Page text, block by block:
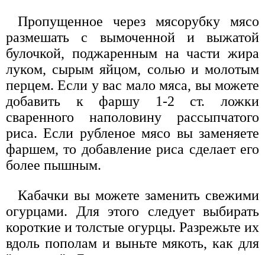
Пропущенное через мясорубку мясо
размешать с вымоченной и выжатой
булочкой, поджаренным на части жира
луком, сырым яйцом, солью и молотым
перцем. Если у вас мало мяса, вы можете
добавить к фаршу 1-2 ст. ложки
сваренного наполовину рассыпчатого
риса. Если рубленое мясо вы заменяете
фаршем, то добавление риса сделает его
более пышным.
Кабачки вы можете заменить свежими
огурцами. Для этого следует выбирать
короткие и толстые огурцы. Разрежьте их
вдоль пополам и выньте мякоть, как для